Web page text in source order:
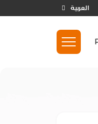
العربية